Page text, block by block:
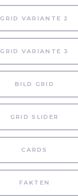
GRID VARIANTE 2
GRID VARIANTE 3
BILD GRID
GRID SLIDER
CARDS
FAKTEN